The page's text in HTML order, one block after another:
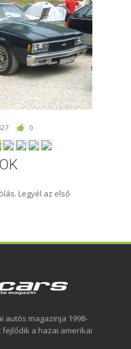
0
Legyél az első
autós magazinja 1998-
a hazai amerikai